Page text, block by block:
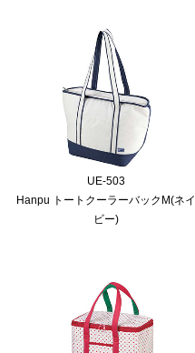
UE-503
Hanpu トートクーラーバックM(ネイ
ビー)